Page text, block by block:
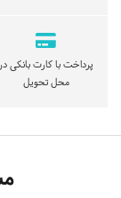
پرداخت با کارت بانکی در
محل تحویل